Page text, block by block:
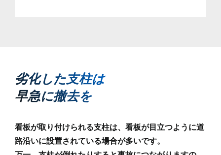
劣化した支柱は
早急に撤去を
看板が取り付けられる支柱は、看板が目立つように道
路沿いに設置されている場合が多いです。